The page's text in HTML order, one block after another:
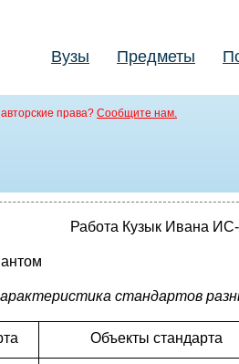
Вузы Предметы
права? Сообщите нам.
Работа Кузык Ивана
стандартов
Объекты стандарта